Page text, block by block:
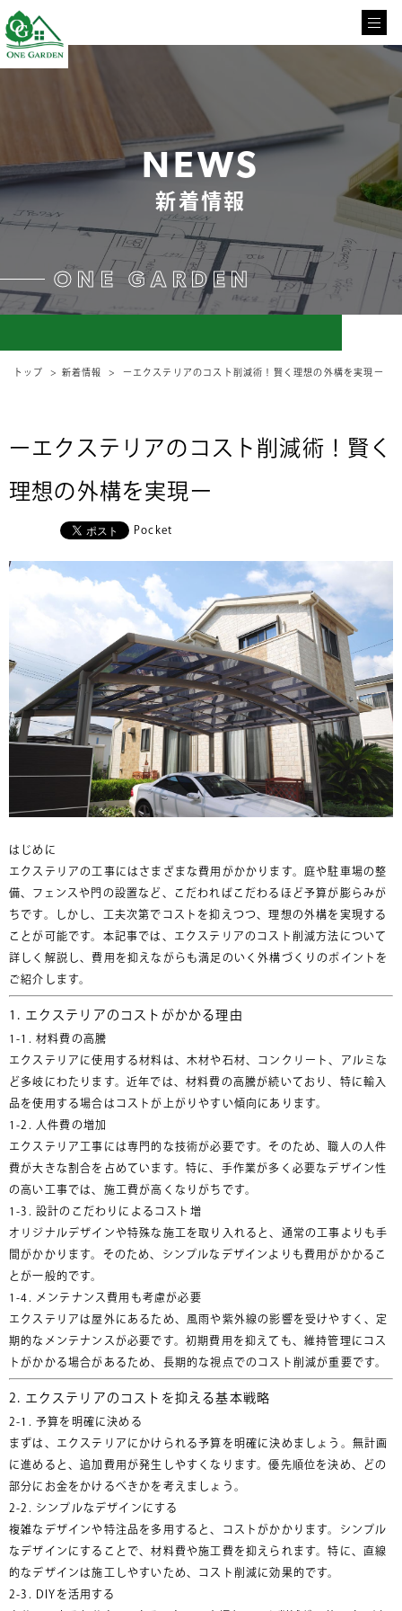
NEWS
新着情報
ONE GARDEN
トップ 新着情報 ーエクステリアのコスト削減術！賢く理想の外構を実現ー
ーエクステリアのコスト削減術！賢く
理想の外構を実現ー
Pocket
はじめに
エクステリアの工事にはさまざまな費用がかかります。庭や駐車場の整
備、フェンスや門の設置など、こだわればこだわるほど予算が膨らみが
ちです。しかし、工夫次第でコストを抑えつつ、理想の外構を実現する
ことが可能です。本記事では、エクステリアのコスト削減方法について
詳しく解説し、費用を抑えながらも満足のいく外構づくりのポイントを
ご紹介します。
1. エクステリアのコストがかかる理由
1-1. 材料費の高騰
エクステリアに使用する材料は、木材や石材、コンクリート、アルミな
ど多岐にわたります。近年では、材料費の高騰が続いており、特に輸入
品を使用する場合はコストが上がりやすい傾向にあります。
1-2. 人件費の増加
エクステリア工事には専門的な技術が必要です。そのため、職人の人件
費が大きな割合を占めています。特に、手作業が多く必要なデザイン性
の高い工事では、施工費が高くなりがちです。
1-3. 設計のこだわりによるコスト増
オリジナルデザインや特殊な施工を取り入れると、通常の工事よりも手
間がかかります。そのため、シンプルなデザインよりも費用がかかるこ
とが一般的です。
1-4. メンテナンス費用も考慮が必要
エクステリアは屋外にあるため、風雨や紫外線の影響を受けやすく、定
期的なメンテナンスが必要です。初期費用を抑えても、維持管理にコス
トがかかる場合があるため、長期的な視点でのコスト削減が重要です。
2. エクステリアのコストを抑える基本戦略
2-1. 予算を明確に決める
まずは、エクステリアにかけられる予算を明確に決めましょう。無計画
に進めると、追加費用が発生しやすくなります。優先順位を決め、どの
部分にお金をかけるべきかを考えましょう。
2-2. シンプルなデザインにする
複雑なデザインや特注品を多用すると、コストがかかります。シンプル
なデザインにすることで、材料費や施工費を抑えられます。特に、直線
的なデザインは施工しやすいため、コスト削減に効果的です。
2-3. DIYを活用する